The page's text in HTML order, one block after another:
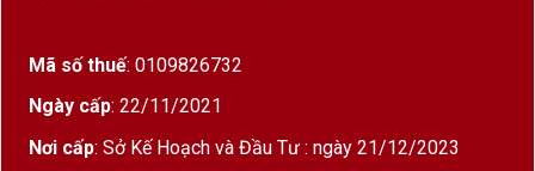
Mã số thuế: 0109826732
Ngày cấp: 22/11/2021
Nơi cấp: Sở Kế Hoạch và Đầu Tư : ngày 21/12/2023